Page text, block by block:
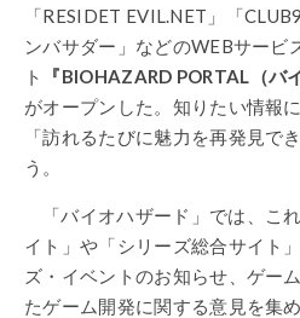
「RESIDET EVIL.NET」「
ンバサダー」などのWEBサービ
ト
『BIOHAZARD PORTAL（バ
がオープンした。知りたい情報
「訪れるたびに魅力を再発見で
う。
「バイオハザード」では、こ
イト」や「シリーズ総合サイト
ズ・イベントのお知らせ、ゲー
たゲーム開発に関する意見を集